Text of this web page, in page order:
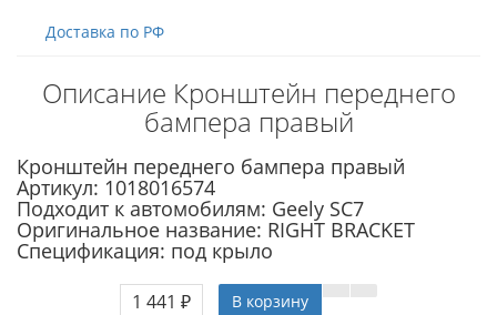
Доставка по РФ
Описание Кронштейн переднего
бампера правый
Кронштейн переднего бампера правый
Артикул: 1018016574
Подходит к автомобилям: Geely SC7
Оригинальное название: RIGHT BRACKET
Спецификация: под крыло
1 441 ₽
В корзину